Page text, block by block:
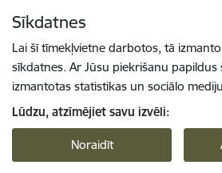
Sīkdatnes
Lai šī tīmekļvietne darbotos, tā
sīkdatnes. Ar Jūsu piekrišanu papildus
izmantotas statistikas un sociālo
Lūdzu, atzīmējiet savu izvēli:
Noraidīt